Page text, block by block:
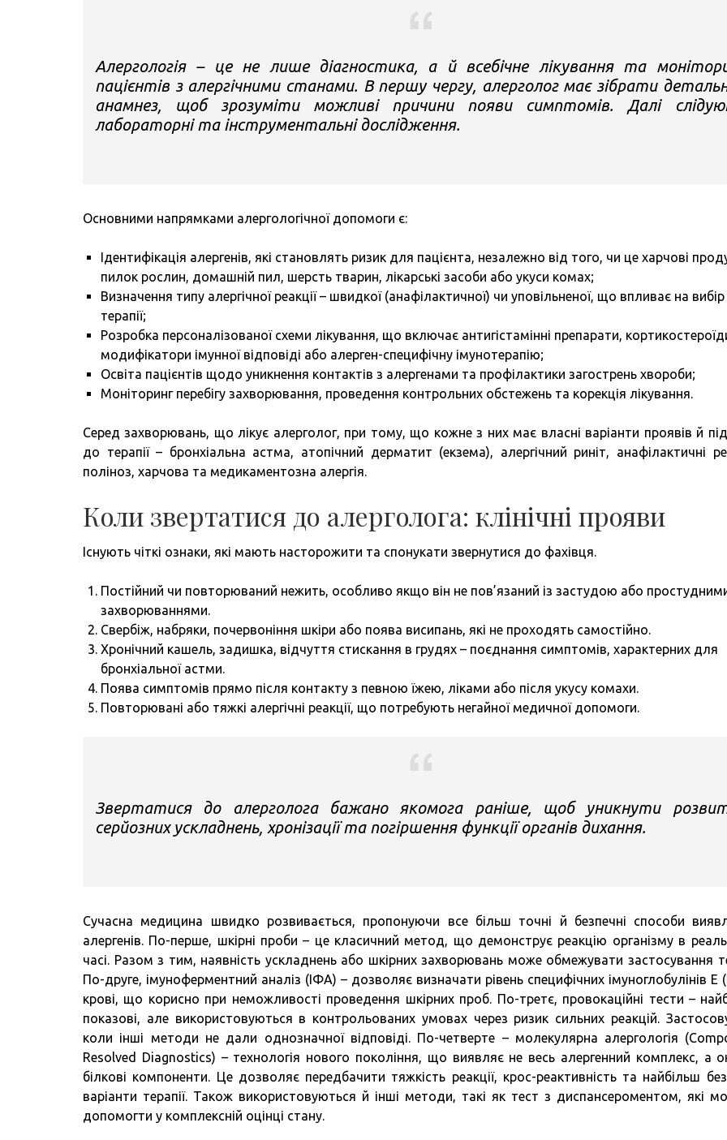
Алергологія – це не лише діагностика, а й всебічне лікування та
пацієнтів з алергічними станами. В першу чергу, алерголог має зібрати
анамнез, щоб зрозуміти можливі причини появи симптомів. Далі
лабораторні та інструментальні дослідження.
Основними напрямками алергологічної допомоги є:
Ідентифікація алергенів, які становлять ризик для пацієнта, незалежно від того, чи це харчові
пилок рослин, домашній пил, шерсть тварин, лікарські засоби або укуси комах;
Визначення типу алергічної реакції – швидкої (анафілактичної) чи уповільненої, що впливає на вибір
терапії;
Розробка персоналізованої схеми лікування, що включає антигістамінні препарати,
модифікатори імунної відповіді або алерген-специфічну імунотерапію;
Освіта пацієнтів щодо уникнення контактів з алергенами та профілактики загострень хвороби;
Моніторинг перебігу захворювання, проведення контрольних обстежень та корекція лікування.
Серед захворювань, що лікує алерголог, при тому, що кожне з них має власні варіанти проявів й
до терапії – бронхіальна астма, атопічний дерматит (екзема), алергічний риніт, анафілактичні
поліноз, харчова та медикаментозна алергія.
Коли звертатися до алерголога: клінічні прояви
Існують чіткі ознаки, які мають насторожити та спонукати звернутися до фахівця.
Постійний чи повторюваний нежить, особливо якщо він не пов’язаний із застудою або
захворюваннями.
Свербіж, набряки, почервоніння шкіри або поява висипань, які не проходять самостійно.
Хронічний кашель, задишка, відчуття стискання в грудях – поєднання симптомів, характерних для
бронхіальної астми.
Поява симптомів прямо після контакту з певною їжею, ліками або після укусу комахи.
Повторювані або тяжкі алергічні реакції, що потребують негайної медичної допомоги.
Звертатися до алерголога бажано якомога раніше, щоб уникнути
серйозних ускладнень, хронізації та погіршення функції органів дихання.
Сучасна медицина швидко розвивається, пропонуючи все більш точні й безпечні способи
алергенів. По-перше, шкірні проби – це класичний метод, що демонструє реакцію організму в
часі. Разом з тим, наявність ускладнень або шкірних захворювань може обмежувати застосування
По-друге, імуноферментний аналіз (ІФА) – дозволяє визначати рівень специфічних імуноглобулінів Е
крові, що корисно при неможливості проведення шкірних проб. По-третє, провокаційні тести –
показові, але використовуються в контрольованих умовах через ризик сильних реакцій.
коли інші методи не дали однозначної відповіді. По-четверте – молекулярна алергологія
Resolved Diagnostics) – технологія нового покоління, що виявляє не весь алергенний комплекс, а
білкові компоненти. Це дозволяє передбачити тяжкість реакції, крос-реактивність та найбільш
варіанти терапії. Також використовуються й інші методи, такі як тест з диспансероментом, які
допомогти у комплексній оцінці стану.